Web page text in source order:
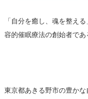
「自分を癒し、魂を整え
容的催眠療法の創始者であ
東京都あきる野市の豊か